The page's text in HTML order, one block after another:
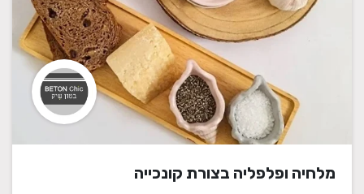
מלחיה ופלפליה בצורת קונכייה